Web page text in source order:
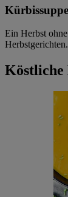
Ein Herbst
Köstliche